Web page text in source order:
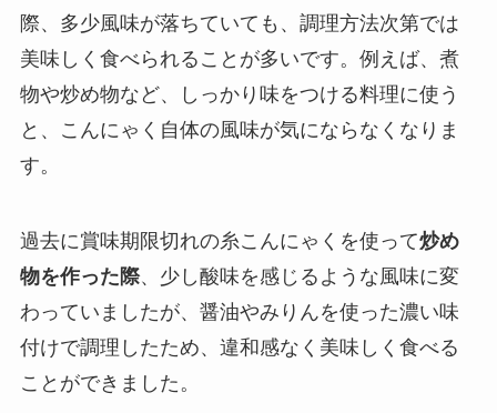
際、多少風味が落ちていても、調理方法次第では
美味しく食べられることが多いです。例えば、煮
物や炒め物など、しっかり味をつける料理に使う
と、こんにゃく自体の風味が気にならなくなりま
す。
過去に賞味期限切れの糸こんにゃくを使って炒め
物を作った際、少し酸味を感じるような風味に変
わっていましたが、醤油やみりんを使った濃い味
付けで調理したため、違和感なく美味しく食べる
ことができました。